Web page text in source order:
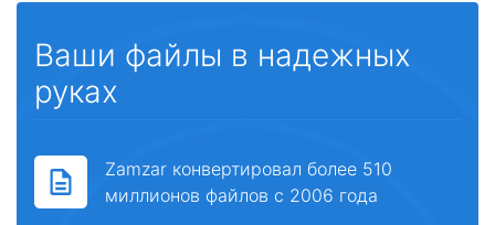
Ваши файлы в надежных
руках
Zamzar конвертировал более 510
миллионов файлов с 2006 года